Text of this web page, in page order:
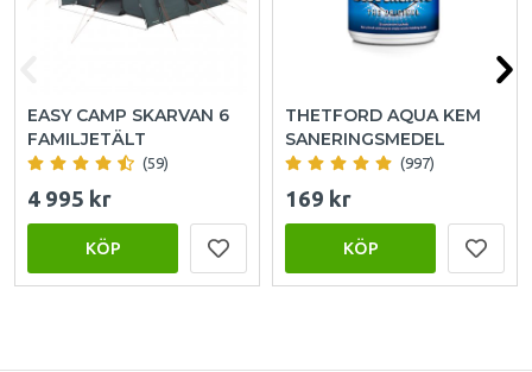
EASY CAMP SKARVAN 6
FAMILJETÄLT
(59)
4 995 kr
KÖP
THETFORD AQUA KEM
SANERINGSMEDEL
(997)
169 kr
KÖP